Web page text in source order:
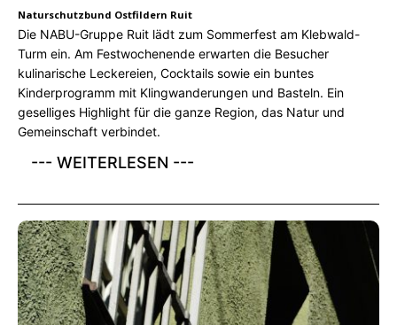
Naturschutzbund Ostfildern Ruit
Die NABU-Gruppe Ruit lädt zum Sommerfest am Klebwald-
Turm ein. Am Festwochenende erwarten die Besucher
kulinarische Leckereien, Cocktails sowie ein buntes
Kinderprogramm mit Klingwanderungen und Basteln. Ein
geselliges Highlight für die ganze Region, das Natur und
Gemeinschaft verbindet.
--- WEITERLESEN ---